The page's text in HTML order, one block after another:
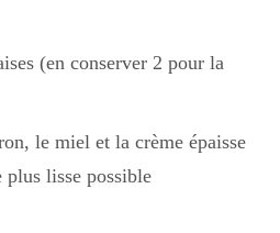
Resto
Tuto
(en conserver 2 pour la
le miel et la crème épaisse
plus lisse possible